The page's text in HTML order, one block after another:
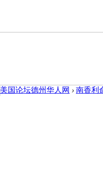
美国论坛德州华人网 › 南香利